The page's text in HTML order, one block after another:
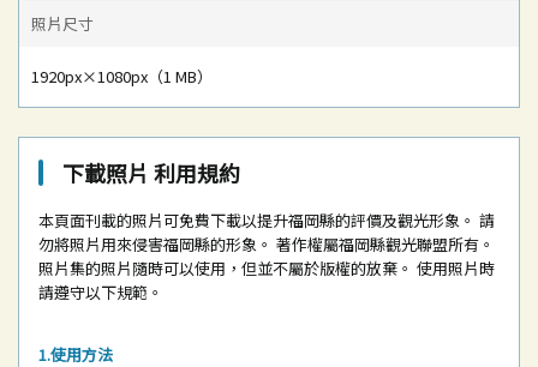
照片尺寸
1920px×1080px（1 MB）
下載照片 利用規約
本頁面刊載的照片可免費下載以提升福岡縣的評價及觀光形象。 請
勿將照片用來侵害福岡縣的形象。 著作權屬福岡縣觀光聯盟所有。
照片集的照片隨時可以使用，但並不屬於版權的放棄。 使用照片時
請遵守以下規範。
使用方法